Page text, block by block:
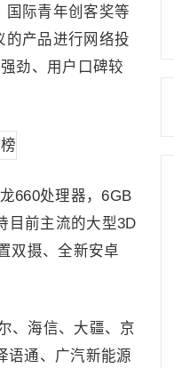
国际青年创客奖等
的产品进行网络投
劲、用户口碑较
660处理器，6GB
目前主流的大型3D
双摄、全新安卓
、海信、大疆、京
语通、广汽新能源